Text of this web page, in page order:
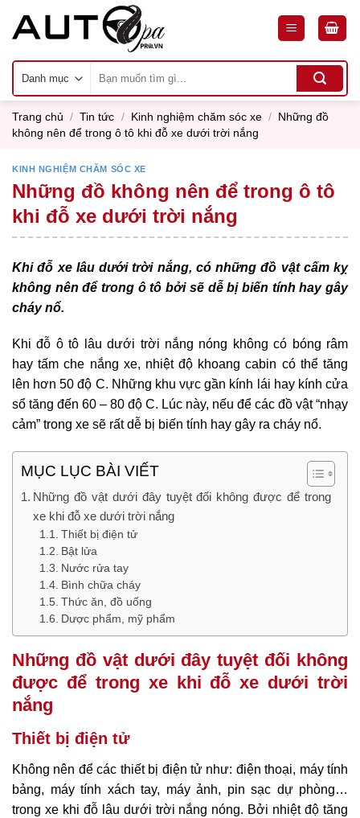
kiếm:
Trang chủ / Tin tức / Kinh nghiệm chăm sóc xe / Những đồ
không nên để trong ô tô khi đỗ xe dưới trời nắng
KINH NGHIỆM CHĂM SÓC XE
Những đồ không nên để trong ô tô
khi đỗ xe dưới trời nắng
Khi đỗ xe lâu dưới trời nắng, có những đồ vật cấm kỵ
không nên để trong ô tô bởi sẽ dễ bị biến tính hay gây
cháy nổ.
Khi đỗ ô tô lâu dưới trời nắng nóng không có bóng râm
hay tấm che nắng xe, nhiệt độ khoang cabin có thể tăng
lên hơn 50 độ C. Những khu vực gần kính lái hay kính cửa
sổ tăng đến 60 – 80 độ C. Lúc này, nếu để các đồ vật “nhạy
cảm” trong xe sẽ rất dễ bị biến tính hay gây ra cháy nổ.
MỤC LỤC BÀI VIẾT
Những đồ vật dưới đây tuyệt đối không được để trong
xe khi đỗ xe dưới trời nắng
Thiết bị điện tử
Bật lửa
Nước rửa tay
Bình chữa cháy
Thức ăn, đồ uống
Dược phẩm, mỹ phẩm
Những đồ vật dưới đây tuyệt đối không
được để trong xe khi đỗ xe dưới trời
nắng
Thiết bị điện tử
Không nên để các thiết bị điện tử như: điện thoại, máy tính
bảng, máy tính xách tay, máy ảnh, pin sạc dự phòng…
trong xe khi đỗ lâu dưới trời nắng nóng. Bởi nhiệt độ tăng